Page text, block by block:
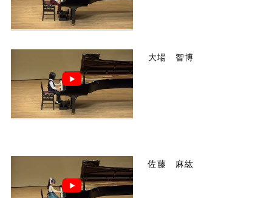
大場 智博
佐藤 麻紘